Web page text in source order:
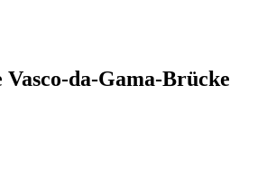
da-Gama-Brücke